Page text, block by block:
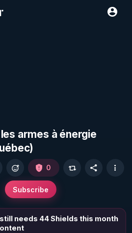
les armes à énergie
Subscribe
0
still needs 44 Shields this month